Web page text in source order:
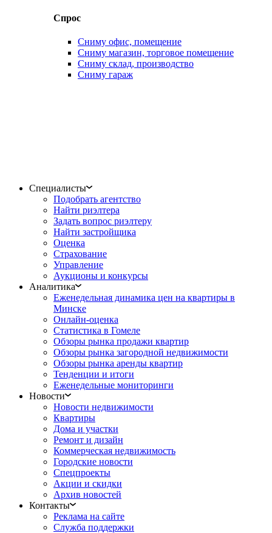
Спрос
Сниму офис, помещение
Сниму магазин, торговое помещение
Сниму склад, производство
Сниму гараж
Специалисты
Подобрать агентство
Найти риэлтера
Задать вопрос риэлтеру
Найти застройщика
Оценка
Страхование
Управление
Аукционы и конкурсы
Аналитика
Еженедельная динамика цен на квартиры в
Минске
Онлайн-оценка
Статистика в Гомеле
Обзоры рынка продажи квартир
Обзоры рынка загородной недвижимости
Обзоры рынка аренды квартир
Тенденции и итоги
Еженедельные мониторинги
Новости
Новости недвижимости
Квартиры
Дома и участки
Ремонт и дизайн
Коммерческая недвижимость
Городские новости
Спецпроекты
Акции и скидки
Архив новостей
Контакты
Реклама на сайте
Служба поддержки